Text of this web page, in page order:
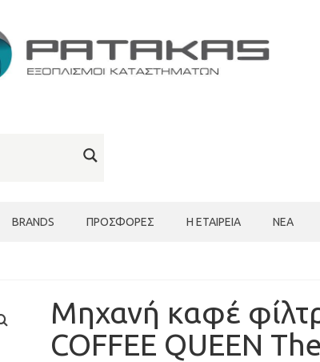
BRANDS ΠΡΟΣΦΟΡΈΣ Η ΕΤΑΙΡΕΊΑ ΝΈΑ
Μηχανή καφέ
COFFEE QUEEN